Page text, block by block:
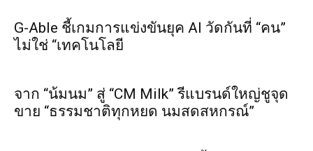
G-Able ชี้เกมการแข่งขันยุค AI วัดกันที่ “คน”
ไม่ใช่ “เทคโนโลยี
จาก “น้มนม” สู่ “CM Milk” รีแบรนด์ใหญ่ชูจุด
ขาย “ธรรมชาติทุกหยด นมสดสหกรณ์”